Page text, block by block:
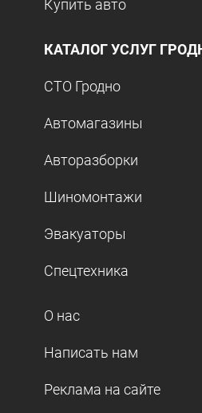
Купить авто
КАТАЛОГ УСЛУГ
СТО Гродно
Автомагазины
Авторазборки
Шиномонтажи
Эвакуаторы
Спецтехника
О нас
Написать нам
Реклама на сайте